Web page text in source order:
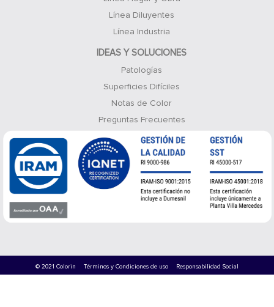
Línea Diluyentes
Línea Industria
IDEAS Y SOLUCIONES
Patologías
Superficies Difíciles
Notas de Color
Preguntas Frecuentes
© 2021 Colorin Términos y Condiciones de uso Responsabilidad Social